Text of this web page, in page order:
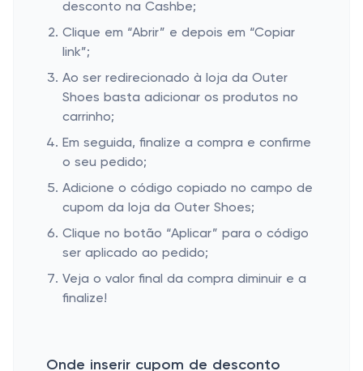
desconto na Cashbe;
Clique em “Abrir” e depois em “Copiar
link”;
Ao ser redirecionado à loja da Outer
Shoes basta adicionar os produtos no
carrinho;
Em seguida, finalize a compra e confirme
o seu pedido;
Adicione o código copiado no campo de
cupom da loja da Outer Shoes;
Clique no botão “Aplicar” para o código
ser aplicado ao pedido;
Veja o valor final da compra diminuir e a
finalize!
Onde inserir cupom de desconto